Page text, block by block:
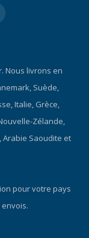
Nous livrons en
Suède,
Italie, Grèce,
Zélande,
Arabie Saoudite et
pour votre pays